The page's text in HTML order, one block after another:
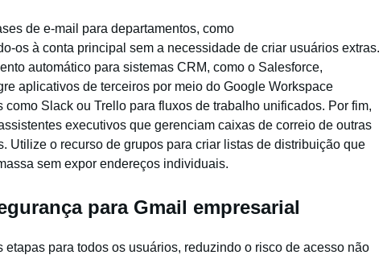
de e-mail para departamentos, como
os à conta principal sem a necessidade de criar usuários extras.
automático para sistemas CRM, como o Salesforce,
aplicativos de terceiros por meio do Google Workspace
como Slack ou Trello para fluxos de trabalho unificados. Por fim,
executivos que gerenciam caixas de correio de outras
Utilize o recurso de grupos para criar listas de distribuição que
sem expor endereços individuais.
para Gmail empresarial
etapas para todos os usuários, reduzindo o risco de acesso não